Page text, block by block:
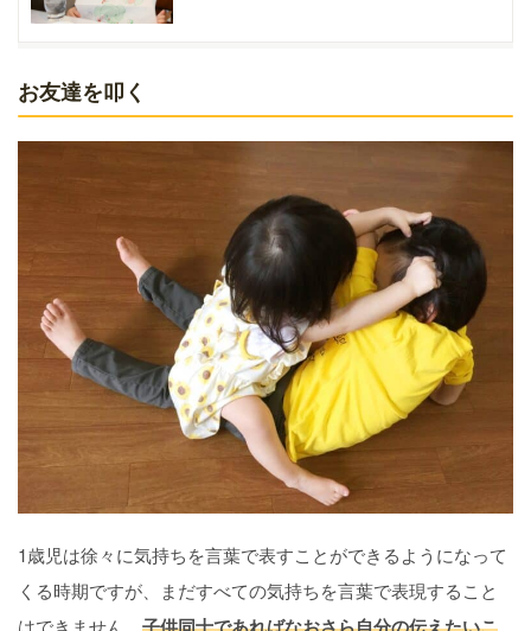
お友達を叩く
1歳児は徐々に気持ちを言葉で表すことができるようになって
くる時期ですが、まだすべての気持ちを言葉で表現すること
はできません。